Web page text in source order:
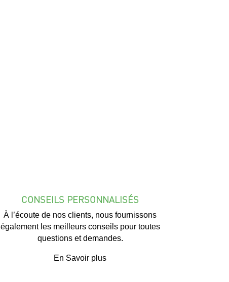
CONSEILS PERSONNALISÉS
À l’écoute de nos clients, nous fournissons
également les meilleurs conseils pour toutes
questions et demandes.
En Savoir plus